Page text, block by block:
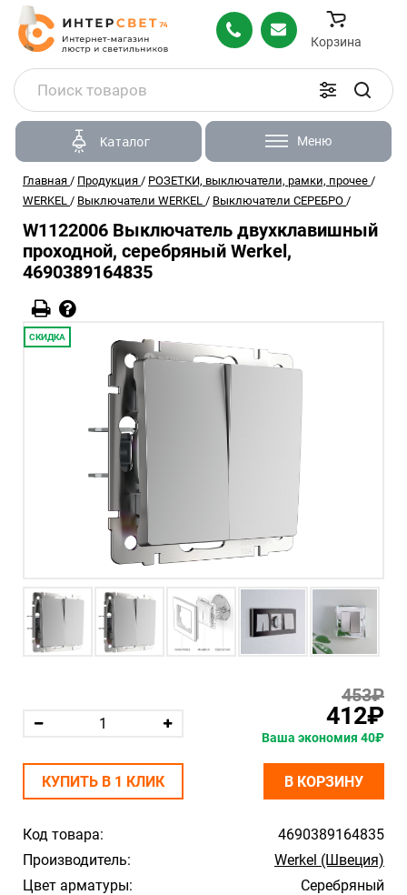
Корзина
Каталог Меню
Главная / Продукция / РОЗЕТКИ, выключатели, рамки, прочее /
WERKEL / Выключатели WERKEL / Выключатели СЕРЕБРО /
W1122006 Выключатель двухклавишный
проходной, серебряный Werkel,
4690389164835
СКИДКА
Код товара:
4690389164835
Производитель:
Werkel (Швеция)
Цвет арматуры:
Серебряный
453₽
412₽
Ваша экономия 40₽
КУПИТЬ В 1 КЛИК В КОРЗИНУ